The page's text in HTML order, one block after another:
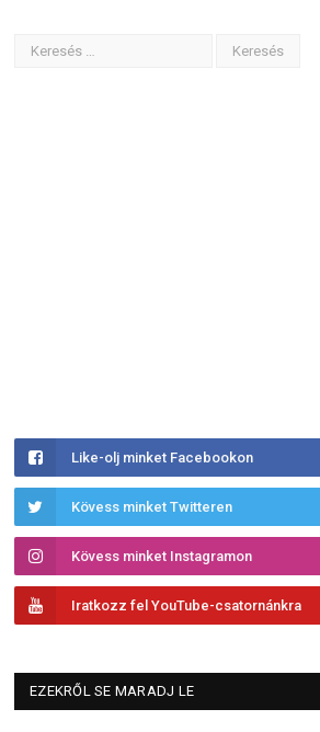
Like-olj minket Facebookon
Kövess minket Twitteren
Kövess minket Instagramon
Iratkozz fel YouTube-csatornánkra
EZEKRŐL SE MARADJ LE